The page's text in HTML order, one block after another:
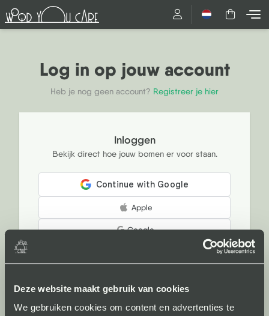
Deze website maakt gebruik van cookies
We gebruiken cookies om content en advertenties te
Nederlands
Log in op jouw account
Heb je nog geen account? Registreer je hier
Inloggen
Bekijk direct hoe jouw bomen er voor staan.
E-mailadres
Of
Apple
Google